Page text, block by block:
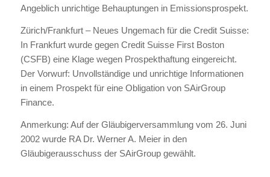
Angeblich unrichtige Behauptungen in Emissionsprospekt.
Zürich/Frankfurt – Neues Ungemach für die Credit Suisse:
In Frankfurt wurde gegen Credit Suisse First Boston
(CSFB) eine Klage wegen Prospekthaftung eingereicht.
Der Vorwurf: Unvollständige und unrichtige Informationen
in einem Prospekt für eine Obligation von SAirGroup
Finance.
Anmerkung: Auf der Gläubigerversammlung vom 26. Juni
2002 wurde RA Dr. Werner A. Meier in den
Gläubigerausschuss der SAirGroup gewählt.